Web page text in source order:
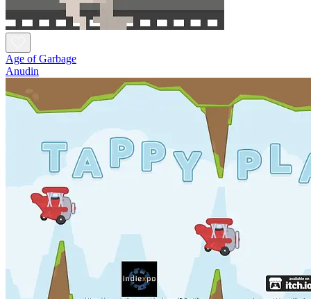
Age of Garbage
Anudin